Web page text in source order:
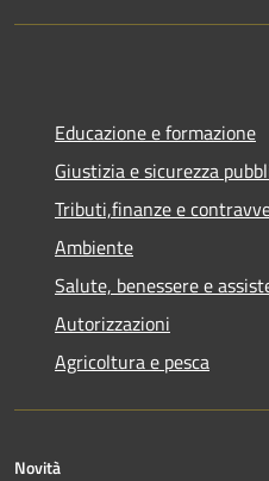
Educazione e formazione
Giustizia e sicurezza
Tributi,finanze e
Ambiente
Salute, benessere e
Autorizzazioni
Agricoltura e pesca
Novità